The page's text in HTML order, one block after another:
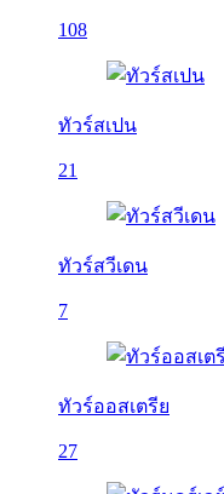
108
ทัวร์สเปน
21
ทัวร์สวีเดน
7
ทัวร์ออสเตรีย
27